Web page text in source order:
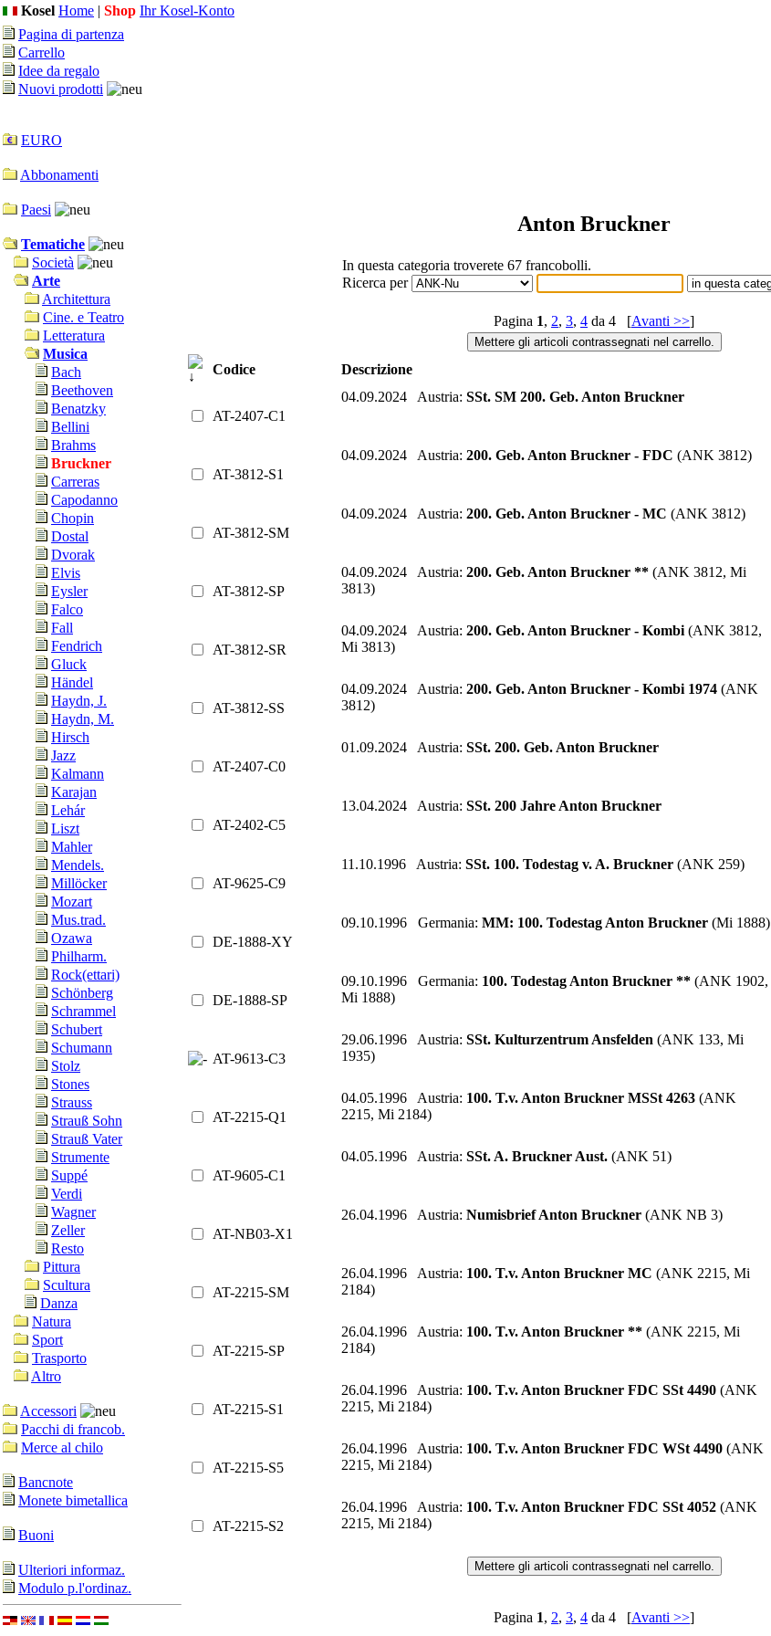
Kosel Home | Shop Ihr Kosel-Konto
Pagina di partenza
Carrello
Idee da regalo
Nuovi prodotti
EURO
Abbonamenti
Paesi
Tematiche
Società
Arte
Architettura
Cine. e Teatro
Letteratura
Musica
Bach
Beethoven
Benatzky
Bellini
Brahms
Bruckner
Carreras
Capodanno
Chopin
Dostal
Dvorak
Elvis
Eysler
Falco
Fall
Fendrich
Gluck
Händel
Haydn, J.
Haydn, M.
Hirsch
Jazz
Kalmann
Karajan
Lehár
Liszt
Mahler
Mendels.
Millöcker
Mozart
Mus.trad.
Ozawa
Philharm.
Rock(ettari)
Schönberg
Schrammel
Schubert
Schumann
Stolz
Stones
Strauss
Strauß Sohn
Strauß Vater
Strumente
Suppé
Verdi
Wagner
Zeller
Resto
Pittura
Scultura
Danza
Natura
Sport
Trasporto
Altro
Accessori
Pacchi di francob.
Merce al chilo
Bancnote
Monete bimetallica
Buoni
Ulteriori informaz.
Modulo p.l'ordinaz.
Anton Bruckner
In questa categoria troverete 67 francobolli.
Ricerca per
Pagina 1, 2, 3, 4 da 4 [Avanti >>]
Codice Descrizione
AT-2407-C1
04.09.2024 Austria: SSt. SM 200. Geb. Anton Bruckner
AT-3812-S1
04.09.2024 Austria: 200. Geb. Anton Bruckner - FDC (ANK 3812)
AT-3812-SM
04.09.2024 Austria: 200. Geb. Anton Bruckner - MC (ANK 3812)
AT-3812-SP
04.09.2024 Austria: 200. Geb. Anton Bruckner ** (ANK 3812, Mi
3813)
AT-3812-SR
04.09.2024 Austria: 200. Geb. Anton Bruckner - Kombi (ANK 3812,
Mi 3813)
AT-3812-SS
04.09.2024 Austria: 200. Geb. Anton Bruckner - Kombi 1974 (ANK
3812)
AT-2407-C0
01.09.2024 Austria: SSt. 200. Geb. Anton Bruckner
AT-2402-C5
13.04.2024 Austria: SSt. 200 Jahre Anton Bruckner
AT-9625-C9
11.10.1996 Austria: SSt. 100. Todestag v. A. Bruckner (ANK 259)
DE-1888-XY
09.10.1996 Germania: MM: 100. Todestag Anton Bruckner (Mi 1888)
DE-1888-SP
09.10.1996 Germania: 100. Todestag Anton Bruckner ** (ANK 1902,
Mi 1888)
AT-9613-C3
29.06.1996 Austria: SSt. Kulturzentrum Ansfelden (ANK 133, Mi
1935)
AT-2215-Q1
04.05.1996 Austria: 100. T.v. Anton Bruckner MSSt 4263 (ANK
2215, Mi 2184)
AT-9605-C1
04.05.1996 Austria: SSt. A. Bruckner Aust. (ANK 51)
AT-NB03-X1
26.04.1996 Austria: Numisbrief Anton Bruckner (ANK NB 3)
AT-2215-SM
26.04.1996 Austria: 100. T.v. Anton Bruckner MC (ANK 2215, Mi
2184)
AT-2215-SP
26.04.1996 Austria: 100. T.v. Anton Bruckner ** (ANK 2215, Mi
2184)
AT-2215-S1
26.04.1996 Austria: 100. T.v. Anton Bruckner FDC SSt 4490 (ANK
2215, Mi 2184)
AT-2215-S5
26.04.1996 Austria: 100. T.v. Anton Bruckner FDC WSt 4490 (ANK
2215, Mi 2184)
AT-2215-S2
26.04.1996 Austria: 100. T.v. Anton Bruckner FDC SSt 4052 (ANK
2215, Mi 2184)
Pagina 1, 2, 3, 4 da 4 [Avanti >>]